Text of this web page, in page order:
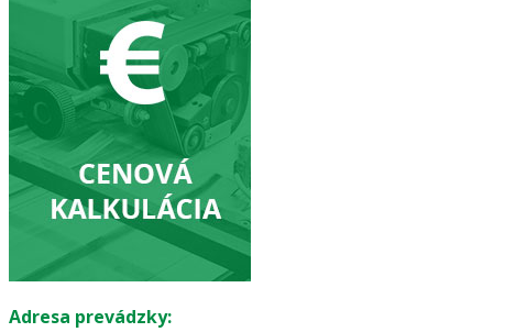
Adresa prevádzky: